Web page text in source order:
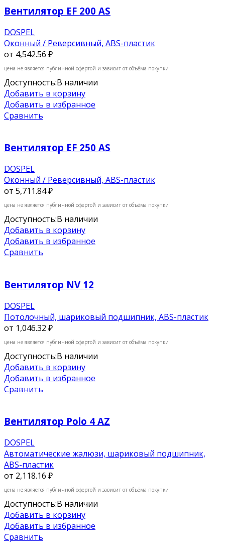
Вентилятор EF 200 AS
DOSPEL
Оконный / Реверсивный, ABS-пластик
от 4,542.56 ₽
цена не является публичной офертой и зависит от объёма покупки
Доступность:В наличии
Добавить в корзину
Добавить в избранное
Сравнить
Вентилятор EF 250 AS
DOSPEL
Оконный / Реверсивный, ABS-пластик
от 5,711.84 ₽
цена не является публичной офертой и зависит от объёма покупки
Доступность:В наличии
Добавить в корзину
Добавить в избранное
Сравнить
Вентилятор NV 12
DOSPEL
Потолочный, шариковый подшипник, ABS-пластик
от 1,046.32 ₽
цена не является публичной офертой и зависит от объёма покупки
Доступность:В наличии
Добавить в корзину
Добавить в избранное
Сравнить
Вентилятор Polo 4 AZ
DOSPEL
Автоматические жалюзи, шариковый подшипник,
ABS-пластик
от 2,118.16 ₽
цена не является публичной офертой и зависит от объёма покупки
Доступность:В наличии
Добавить в корзину
Добавить в избранное
Сравнить